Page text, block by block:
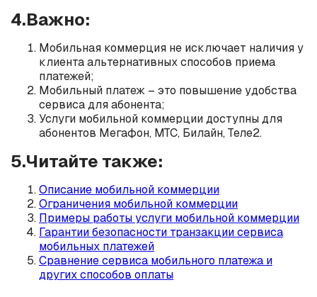
4.Важно:
Мобильная коммерция не исключает наличия у
клиента альтернативных способов приема
платежей;
Мобильный платеж – это повышение удобства
сервиса для абонента;
Услуги мобильной коммерции доступны для
абонентов Мегафон, МТС, Билайн, Теле2.
5.Читайте также:
Описание мобильной коммерции
Ограничения мобильной коммерции
Примеры работы услуги мобильной коммерции
Гарантии безопасности транзакции сервиса
мобильных платежей
Сравнение сервиса мобильного платежа и
других способов оплаты